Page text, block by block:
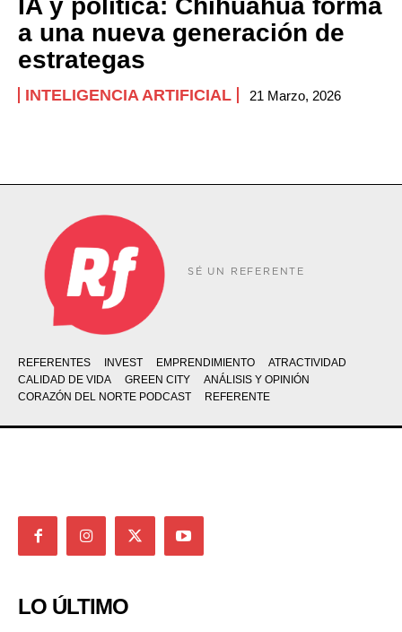
IA y política: Chihuahua forma
a una nueva generación de
estrategas
INTELIGENCIA ARTIFICIAL 21 Marzo, 2026
SÉ UN REFERENTE
REFERENTES INVEST EMPRENDIMIENTO
ATRACTIVIDAD
CALIDAD DE VIDA
GREEN CITY
ANÁLISIS Y OPINIÓN
CORAZÓN DEL NORTE PODCAST
REFERENTE
LO ÚLTIMO